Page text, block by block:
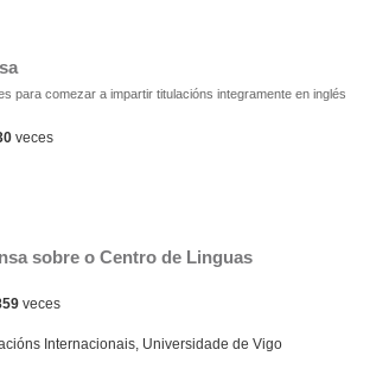
para comezar a impartir titulacións integramente en inglés
veces
sobre o Centro de Linguas
veces
Internacionais, Universidade de Vigo